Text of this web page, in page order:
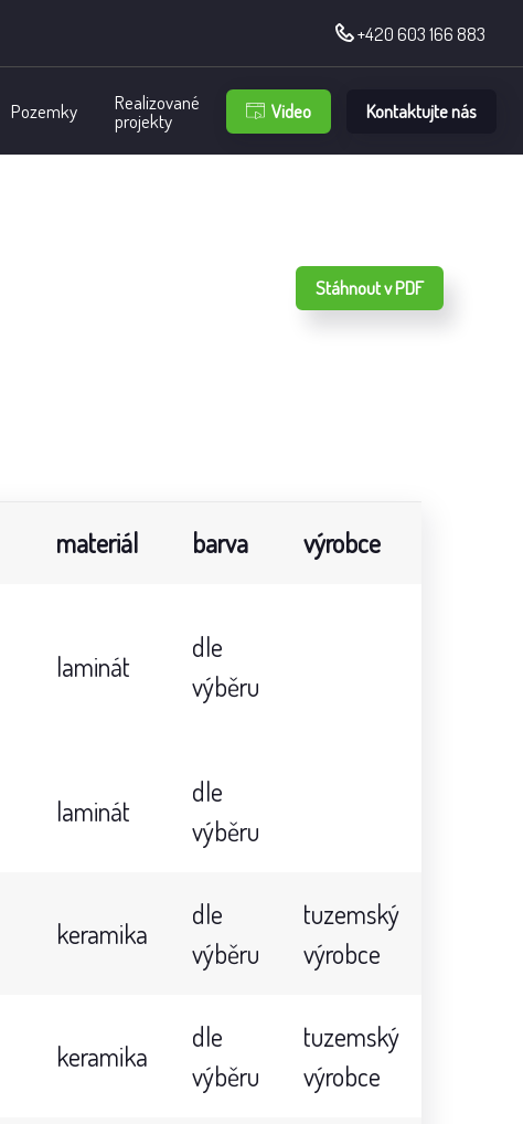
+420 603 166 883
Pozemky
Realizované
projekty
Video Kontaktujte nás
materiál barva výrobce
laminát
dle
výběru
laminát
dle
výběru
keramika
dle
výběru
tuzemský
výrobce
keramika
dle
výběru
tuzemský
výrobce
Stáhnout v PDF